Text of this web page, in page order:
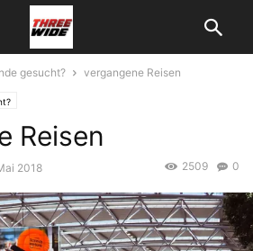
gesucht? vergangene Reisen
Reisen
2018 0
2509